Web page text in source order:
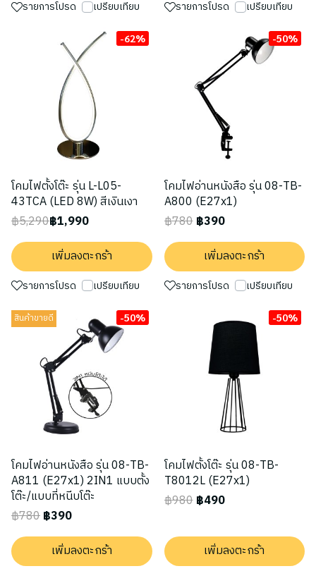
รายการโปรด เปรียบเทียบ รายการโปรด เปรียบเทียบ
-62%
โคมไฟตั้งโต๊ะ รุ่น L-L05-
43TCA (LED 8W) สีเงินเงา
฿5,290฿1,990
เพิ่มลงตะกร้า
รายการโปรด เปรียบเทียบ
-50%
โคมไฟอ่านหนังสือ รุ่น 08-TB-
A800 (E27x1)
฿780 ฿390
เพิ่มลงตะกร้า
รายการโปรด เปรียบเทียบ
สินค้าขายดี -50%
โคมไฟอ่านหนังสือ รุ่น 08-TB-
A811 (E27x1) 2IN1 แบบตั้ง
โต๊ะ/แบบที่หนีบโต๊ะ
฿780฿390
เพิ่มลงตะกร้า
-50%
โคมไฟตั้งโต๊ะ รุ่น 08-TB-
T8012L (E27x1)
฿980 ฿490
เพิ่มลงตะกร้า